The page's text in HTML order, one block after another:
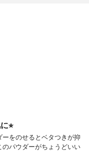
⭐︎
をのせるとベタつきが抑
パウダーがちょうどいい